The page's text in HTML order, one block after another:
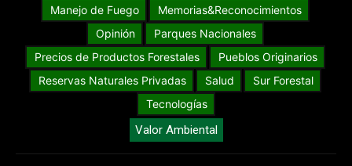
Manejo de Fuego
Memorias&Reconocimientos
Opinión
Parques Nacionales
Precios de Productos Forestales
Pueblos Originarios
Reservas Naturales Privadas
Salud
Sur Forestal
Tecnologías
Valor Ambiental